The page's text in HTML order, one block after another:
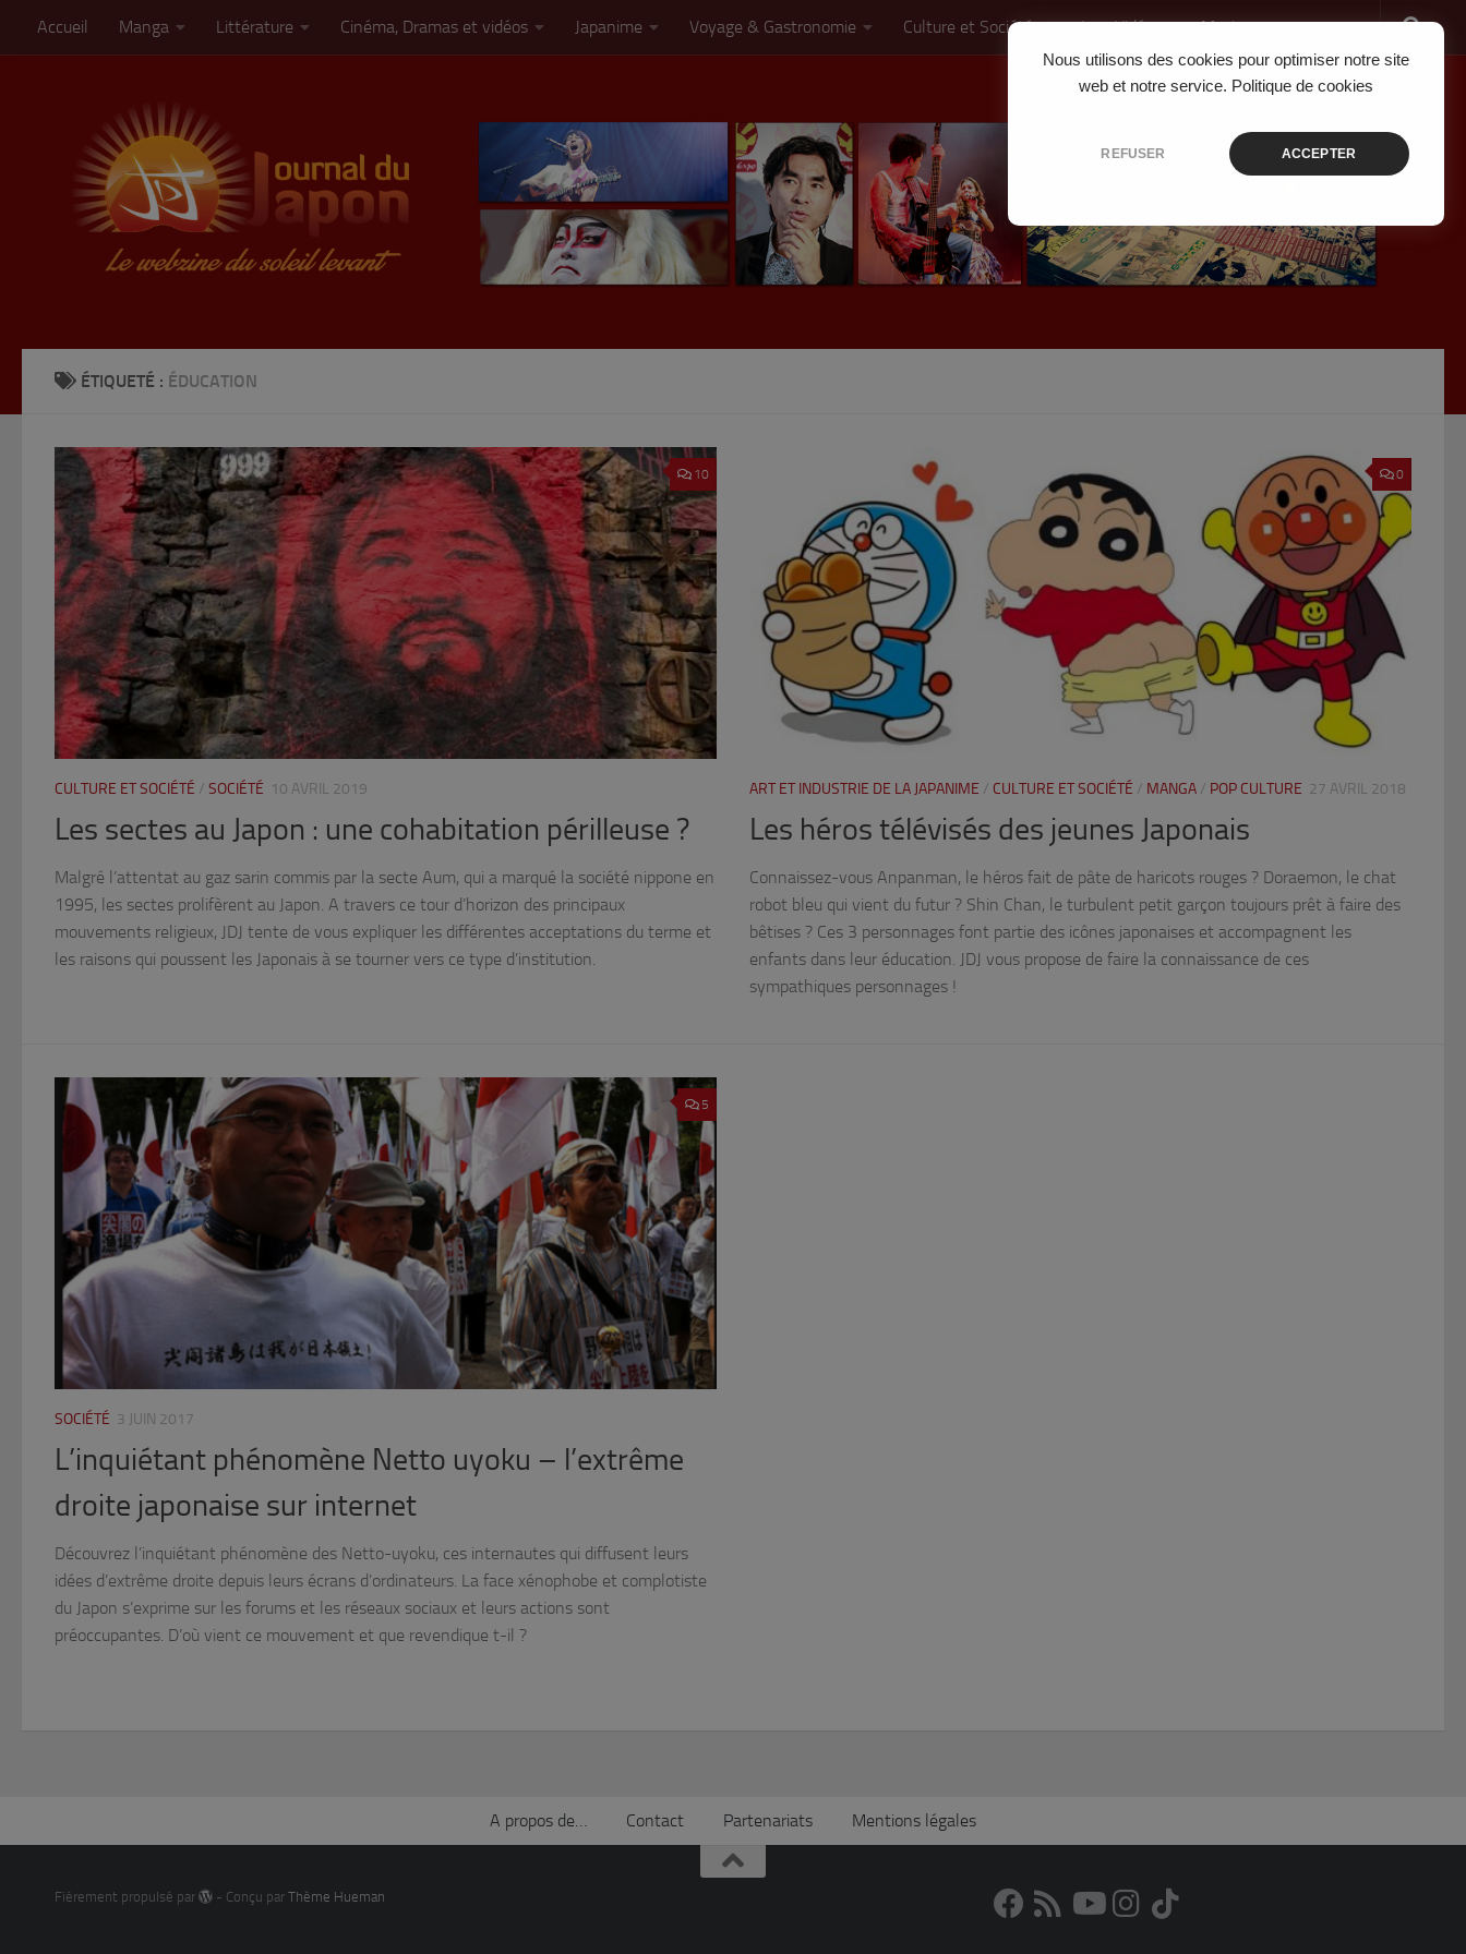
Nous utilisons des cookies pour optimiser notre site
web et notre service. Politique de cookies
REFUSER ACCEPTER
Skip to content
Accueil Manga Littérature Cinéma, Dramas et vidéos Japanime Voyage & Gastronomie Culture et Société Jeux Vidéo Musique
ÉTIQUETÉ : ÉDUCATION
10
CULTURE ET SOCIÉTÉ / SOCIÉTÉ 10 AVRIL 2019
Les sectes au Japon : une cohabitation périlleuse ?
Malgré l’attentat au gaz sarin commis par la secte Aum, qui a marqué la société nippone en
1995, les sectes prolifèrent au Japon. A travers ce tour d’horizon des principaux
mouvements religieux, JDJ tente de vous expliquer les différentes acceptations du terme et
les raisons qui poussent les Japonais à se tourner vers ce type d’institution.
0
ART ET INDUSTRIE DE LA JAPANIME / CULTURE ET SOCIÉTÉ / MANGA / POP CULTURE 27 AVRIL 2018
Les héros télévisés des jeunes Japonais
Connaissez-vous Anpanman, le héros fait de pâte de haricots rouges ? Doraemon, le chat
robot bleu qui vient du futur ? Shin Chan, le turbulent petit garçon toujours prêt à faire des
bêtises ? Ces 3 personnages font partie des icônes japonaises et accompagnent les
enfants dans leur éducation. JDJ vous propose de faire la connaissance de ces
sympathiques personnages !
5
SOCIÉTÉ 3 JUIN 2017
L’inquiétant phénomène Netto uyoku – l’extrême
droite japonaise sur internet
Découvrez l’inquiétant phénomène des Netto-uyoku, ces internautes qui diffusent leurs
idées d’extrême droite depuis leurs écrans d’ordinateurs. La face xénophobe et complotiste
du Japon s’exprime sur les forums et les réseaux sociaux et leurs actions sont
préoccupantes. D’où vient ce mouvement et que revendique t-il ?
A propos de… Contact Partenariats Mentions légales
Fièrement propulsé par - Conçu parThème Hueman